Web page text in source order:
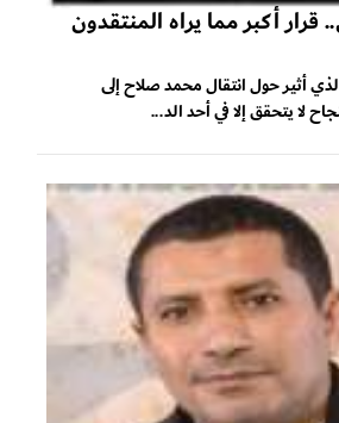
أكبر مما يراه المنتقدون
أثير حول انتقال محمد صلاح إلى
لا يتحقق إلا في أحد الد...